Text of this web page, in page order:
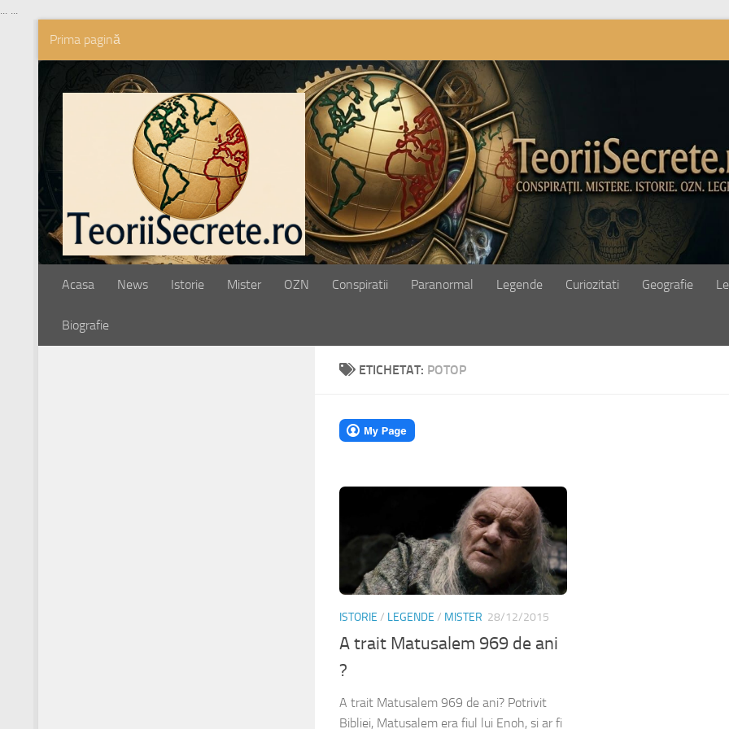
... ...
Skip to content
Prima pagină
Acasa News Istorie Mister OZN Conspiratii Paranormal Legende Curiozitati Geografie
Biografie
ETICHETAT: POTOP
ISTORIE / LEGENDE / MISTER 28/12/2015
A trait Matusalem 969 de ani
?
A trait Matusalem 969 de ani? Potrivit
Bibliei, Matusalem era fiul lui Enoh, si ar fi